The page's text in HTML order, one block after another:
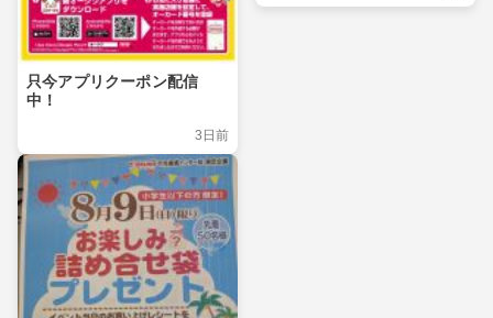
只今アプリクーポン配信
中！
3日前